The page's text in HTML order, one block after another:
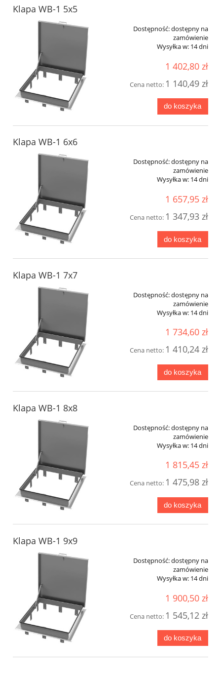
Klapa WB-1 5x5
Dostępność:dostępny na
zamówienie
Wysyłka w: 14 dni
1 402,80 zł
Cena netto: 1 140,49 zł
do koszyka
Klapa WB-1 6x6
Dostępność:dostępny na
zamówienie
Wysyłka w: 14 dni
1 657,95 zł
Cena netto: 1 347,93 zł
do koszyka
Klapa WB-1 7x7
Dostępność:dostępny na
zamówienie
Wysyłka w: 14 dni
1 734,60 zł
Cena netto: 1 410,24 zł
do koszyka
Klapa WB-1 8x8
Dostępność:dostępny na
zamówienie
Wysyłka w: 14 dni
1 815,45 zł
Cena netto: 1 475,98 zł
do koszyka
Klapa WB-1 9x9
Dostępność:dostępny na
zamówienie
Wysyłka w: 14 dni
1 900,50 zł
Cena netto: 1 545,12 zł
do koszyka